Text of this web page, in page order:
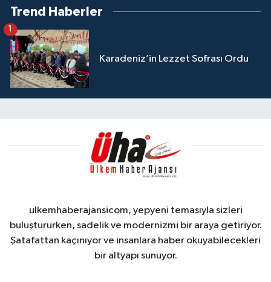
Trend Haberler
Karadeniz’in Lezzet Sofrası Ordu
1
ulkemhaberajansicom, yepyeni temasıyla sizleri
buluştururken, sadelik ve modernizmi bir araya getiriyor.
Şatafattan kaçınıyor ve insanlara haber okuyabilecekleri
bir altyapı sunuyor.